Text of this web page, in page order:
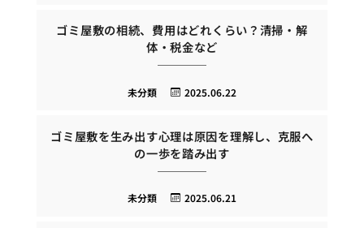
ゴミ屋敷の相続、費用はどれくらい？清掃・解
体・税金など
2025.06.22
未分類
ゴミ屋敷を生み出す心理は原因を理解し、克服へ
の一歩を踏み出す
2025.06.21
未分類